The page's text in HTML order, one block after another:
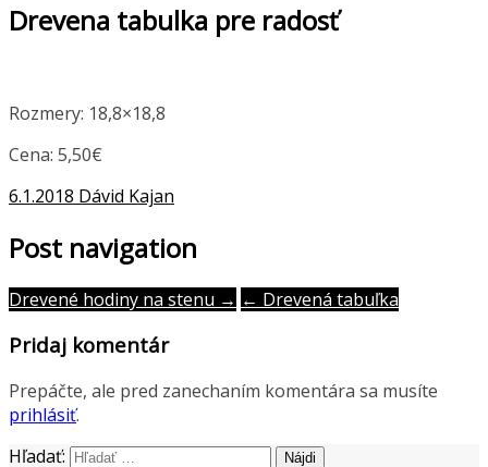
Drevena tabulka pre radosť
Rozmery: 18,8×18,8
Cena: 5,50€
6.1.2018 Dávid Kajan
Post navigation
Drevené hodiny na stenu → ← Drevená tabuľka
Pridaj komentár
Prepáčte, ale pred zanechaním komentára sa musíte
prihlásiť.
Hľadať: